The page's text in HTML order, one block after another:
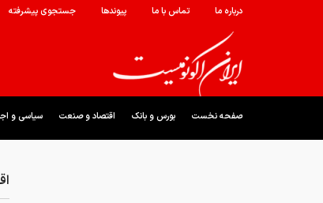
درباره ما تماس با ما پیوندها جستجوی پیشرفته
صفحه نخست بورس و بانک اقتصاد و صنعت سیاسی و